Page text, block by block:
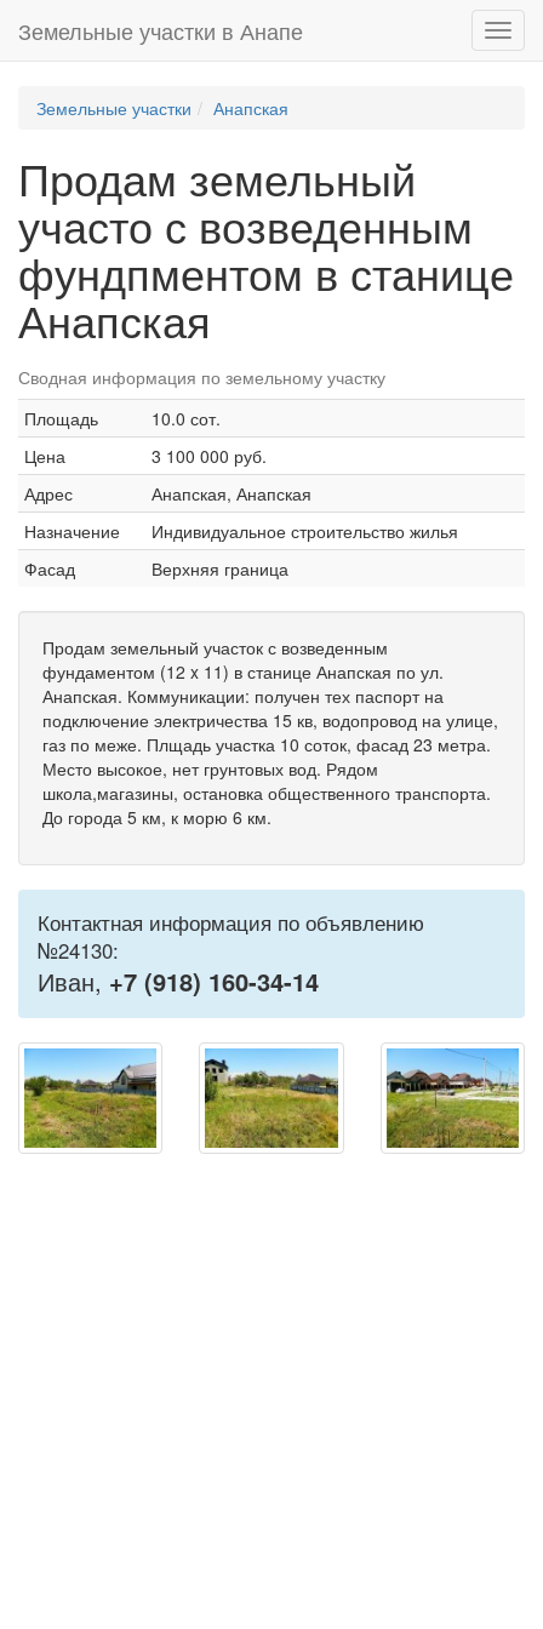
Земельные участки в Анапе
Земельные участки Анапская
Продам земельный
участо с возведенным
фундпментом в станице
Анапская
Сводная информация по земельному участку
Площадь
10.0 сот.
Цена
3 100 000 руб.
Адрес
Анапская, Анапская
Назначение
Индивидуальное строительство жилья
Фасад
Верхняя граница
Продам земельный участок с возведенным
фундаментом (12 x 11) в станице Анапская по ул.
Анапская. Коммуникации: получен тех паспорт на
подключение электричества 15 кв, водопровод на улице,
газ по меже. Плщадь участка 10 соток, фасад 23 метра.
Место высокое, нет грунтовых вод. Рядом
школа,магазины, остановка общественного транспорта.
До города 5 км, к морю 6 км.
Контактная информация по объявлению
№24130:
Иван, +7 (918) 160-34-14